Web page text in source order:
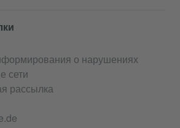
о нарушениях
сети
рассылка